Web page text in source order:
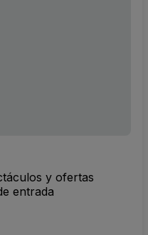
y ofertas
entrada